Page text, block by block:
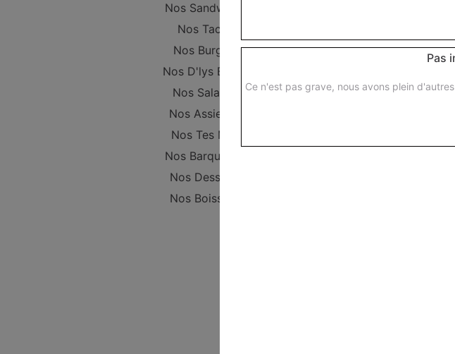
Nos Sandwichs
Nos Tacos
Nos Burgers
Nos D'lys Bowls
Nos Salades
Nos Assiettes
Nos Tes Mex
Nos Barquettes
Nos Desserts
Nos Boissons
Panini kebab
Panini poulet
Pas
Ce n'est pas grave, nous avons plein